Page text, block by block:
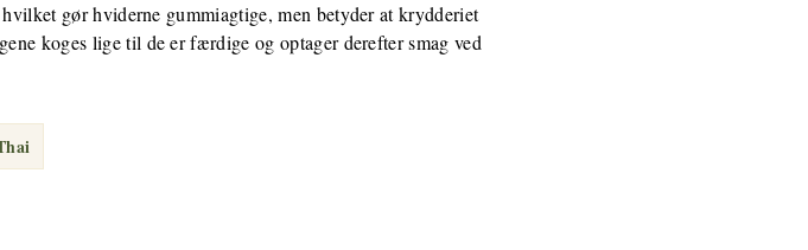
gør hviderne gummiagtige, men betyder at krydderiet
koges lige til de er færdige og optager derefter smag ved